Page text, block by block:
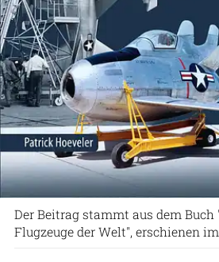
Der Beitrag stammt aus dem
Flugzeuge der Welt", erschienen